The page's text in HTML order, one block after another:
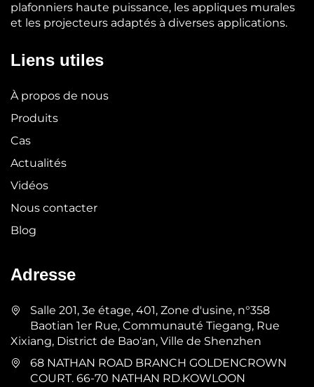
plafonniers haute puissance, les appliques murales
et les projecteurs adaptés à diverses applications.
Liens utiles
À propos de nous
Produits
Cas
Actualités
Vidéos
Nous contacter
Blog
Adresse
Salle 201, 3e étage, 401, Zone d'usine, n°358
Baotian 1er Rue, Communauté Tiegang, Rue
Xixiang, District de Bao'an, Ville de Shenzhen
68 NATHAN ROAD BRANCH GOLDENCROWN
COURT. 66-70 NATHAN RD.KOWLOON